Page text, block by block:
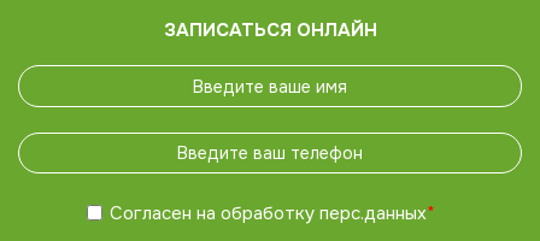
ЗАПИСАТЬСЯ ОНЛАЙН
Согласен на обработку перс.данных*